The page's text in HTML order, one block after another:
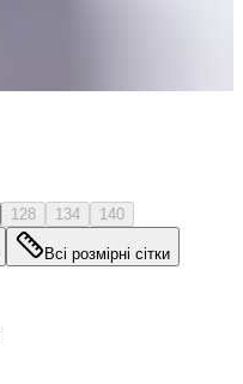
128 134 140
Всі розмірні сітки